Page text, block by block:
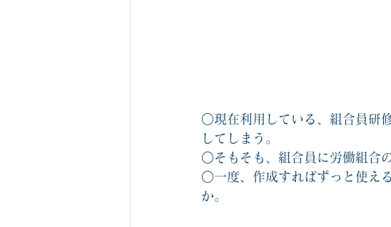
○現在利用している、組合員研
してしまう。
○そもそも、組合員に労働組合
○一度、作成すればずっと使え
か。